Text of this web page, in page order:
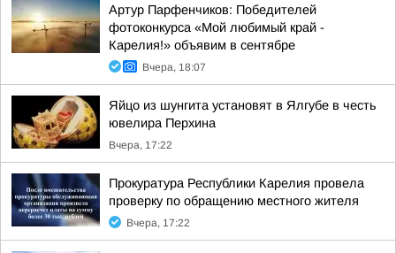
Артур Парфенчиков: Победителей
фотоконкурса «Мой любимый край -
Карелия!» объявим в сентябре
Вчера, 18:07
Яйцо из шунгита установят в Ялгубе в честь
ювелира Перхина
Вчера, 17:22
Прокуратура Республики Карелия провела
проверку по обращению местного жителя
Вчера, 17:22